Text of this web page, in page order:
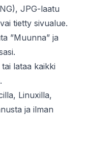
JPG-laatu
tietty sivualue.
”Muunna” ja
lataa kaikki
Linuxilla,
ja ilman